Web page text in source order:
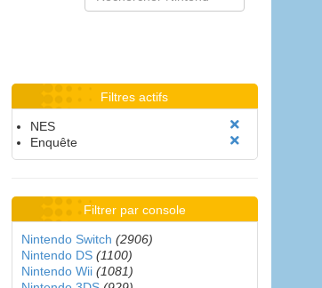
Filtres actifs
NES
Enquête
Filtrer par console
Nintendo Switch (2906)
Nintendo DS (1100)
Nintendo Wii (1081)